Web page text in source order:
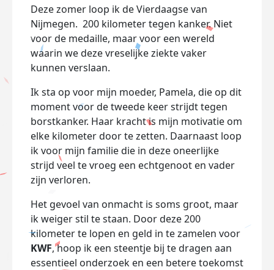
Deze zomer loop ik de Vierdaagse van
Nijmegen. 200 kilometertegen kanker. Niet
voor de medaille, maar voor een wereld
waarin we deze vreselijke ziekte vaker
kunnen verslaan.
Ik sta op voor mijn moeder, Pamela, die op dit
moment voor de tweede keer strijdt tegen
borstkanker. Haar kracht is mijn motivatie om
elke kilometer door te zetten. Daarnaast loop
ik voor mijn familie die in deze oneerlijke
strijd veel te vroeg een echtgenoot en vader
zijn verloren.
Het gevoel van onmacht is soms groot, maar
ik weiger stil te staan. Door deze 200
kilometer te lopen en geld in te zamelen voor
KWF, hoop ik een steentje bij te dragen aan
essentieel onderzoek en een betere toekomst